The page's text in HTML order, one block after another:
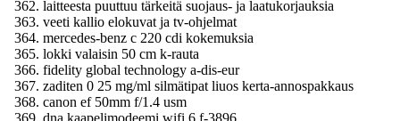
laitteesta puuttuu tärkeitä suojaus- ja laatukorjauksia
veeti kallio elokuvat ja tv-ohjelmat
mercedes-benz c 220 cdi kokemuksia
lokki valaisin 50 cm k-rauta
fidelity global technology a-dis-eur
zaditen 0 25 mg/ml silmätipat liuos kerta-annospakkaus
canon ef 50mm f/1.4 usm
dna kaapelimodeemi wifi 6 f-3896